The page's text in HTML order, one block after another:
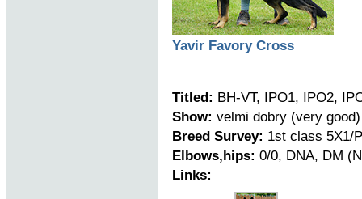
Yavir Favory Cross
Titled: BH-VT, IPO1, IPO2,
Show: velmi dobry (very good)
Breed Survey: 1st class 5X1/
Elbows,hips: 0/0, DNA, DM
Links: